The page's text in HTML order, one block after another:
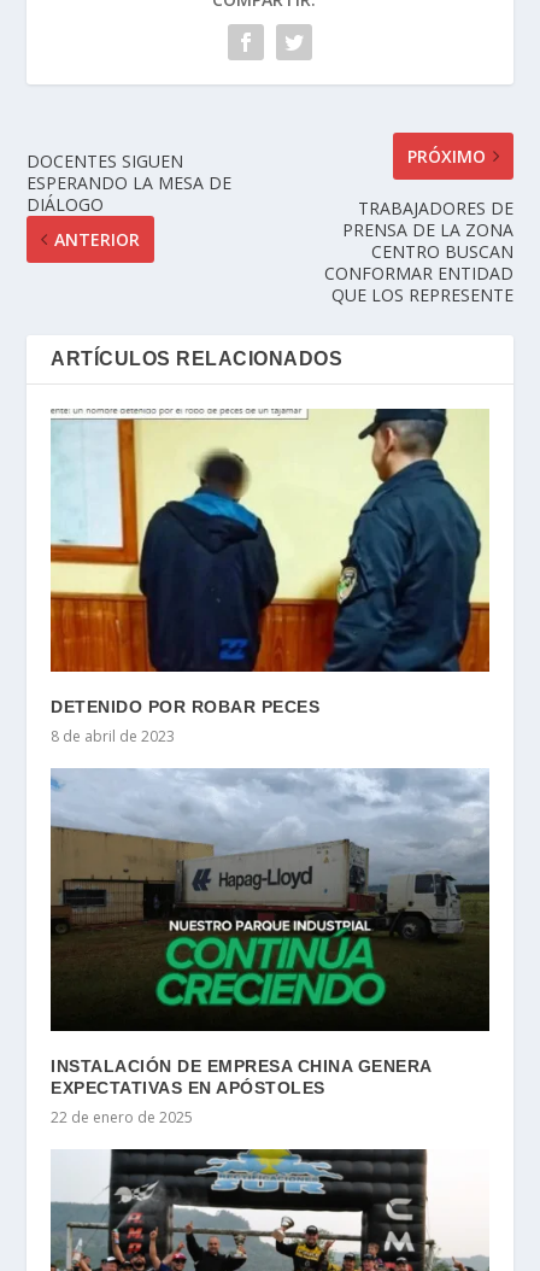
DOCENTES SIGUEN
ESPERANDO LA MESA DE
DIÁLOGO
ANTERIOR
PRÓXIMO
TRABAJADORES DE
PRENSA DE LA ZONA
CENTRO BUSCAN
CONFORMAR ENTIDAD
QUE LOS REPRESENTE
ARTÍCULOS RELACIONADOS
DETENIDO POR ROBAR PECES
8 de abril de 2023
INSTALACIÓN DE EMPRESA CHINA GENERA
EXPECTATIVAS EN APÓSTOLES
22 de enero de 2025